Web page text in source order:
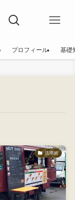
プロフィール 基礎
活用術